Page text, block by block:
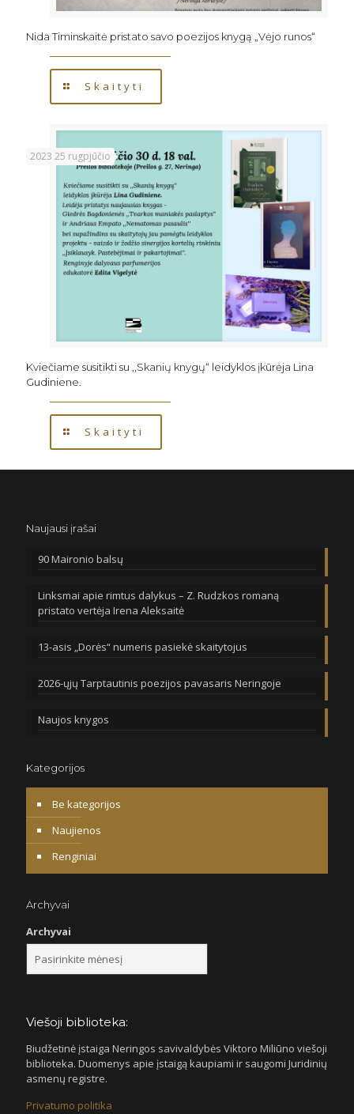
Nida Timinskaitė pristato savo poezijos knygą „Vėjo runos“
Skaityti
2023 25 rugpjūčio
Kviečiame susitikti su ,,Skanių knygų“ leidyklos įkūrėja Lina
Gudiniene.
Skaityti
Naujausi įrašai
90 Maironio balsų
Linksmai apie rimtus dalykus – Z. Rudzkos romaną
pristato vertėja Irena Aleksaitė
13-asis „Dorės“ numeris pasiekė skaitytojus
2026-ųjų Tarptautinis poezijos pavasaris Neringoje
Naujos knygos
Kategorijos
Be kategorijos
Naujienos
Renginiai
Archyvai
Archyvai
Viešoji biblioteka:
Biudžetinė įstaiga Neringos savivaldybės Viktoro Miliūno viešoji
biblioteka. Duomenys apie įstaigą kaupiami ir saugomi Juridinių
asmenų registre.
Privatumo politika